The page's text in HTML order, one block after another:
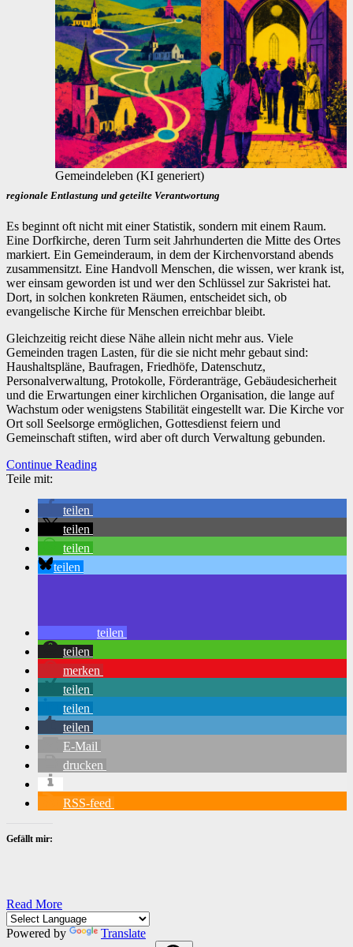
Gemeindeleben (KI generiert)
regionale Entlastung und geteilte Verantwortung
Es beginnt oft nicht mit einer Statistik, sondern mit einem Raum.
Eine Dorfkirche, deren Turm seit Jahrhunderten die Mitte des Ortes
markiert. Ein Gemeinderaum, in dem der Kirchenvorstand abends
zusammensitzt. Eine Handvoll Menschen, die wissen, wer krank ist,
wer einsam geworden ist und wer den Schlüssel zur Sakristei hat.
Dort, in solchen konkreten Räumen, entscheidet sich, ob
evangelische Kirche für Menschen erreichbar bleibt.
Gleichzeitig reicht diese Nähe allein nicht mehr aus. Viele
Gemeinden tragen Lasten, für die sie nicht mehr gebaut sind:
Haushaltspläne, Baufragen, Friedhöfe, Datenschutz,
Personalverwaltung, Protokolle, Förderanträge, Gebäudesicherheit
und die Erwartungen einer kirchlichen Organisation, die lange auf
Wachstum oder wenigstens Stabilität eingestellt war. Die Kirche vor
Ort soll Seelsorge ermöglichen, Gottesdienst feiern und
Gemeinschaft stiften, wird aber oft durch Verwaltung gebunden.
Continue Reading
Teile mit:
teilen
teilen
teilen
teilen
teilen
teilen
merken
teilen
teilen
teilen
E-Mail
drucken
RSS-feed
Gefällt mir:
Read More
Powered by Translate